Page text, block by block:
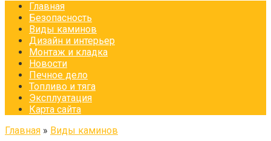
Главная
Безопасность
Виды каминов
Дизайн и интерьер
Монтаж и кладка
Новости
Печное дело
Топливо и тяга
Эксплуатация
Карта сайта
Главная » Виды каминов